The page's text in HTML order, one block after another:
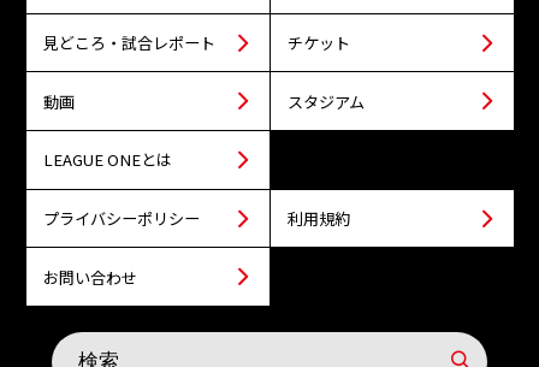
見どころ・試合レポート チケット
動画 スタジアム
LEAGUE ONEとは
プライバシーポリシー 利用規約
お問い合わせ